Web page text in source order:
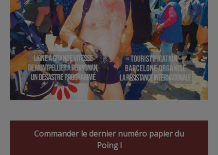
Commander le dernier numéro papier du
Poing !